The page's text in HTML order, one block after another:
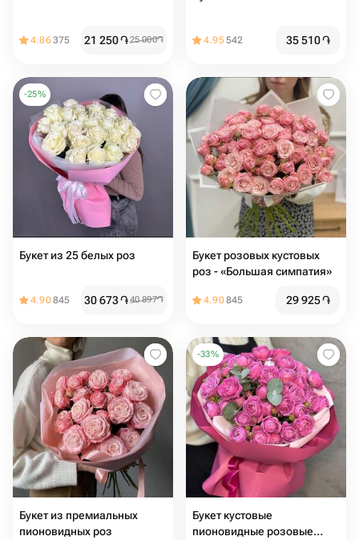
4.86375 21 250֏25 000֏ 4.95542 35 510֏
-25%
Букет из 25 белых роз
4.90845 30 673֏40 897֏
Букет розовых кустовых
роз - «Большая симпатия»
4.90845 29 925֏
Букет из премиальных
пионовидных роз
-33%
Букет кустовые
пионовидные розовые